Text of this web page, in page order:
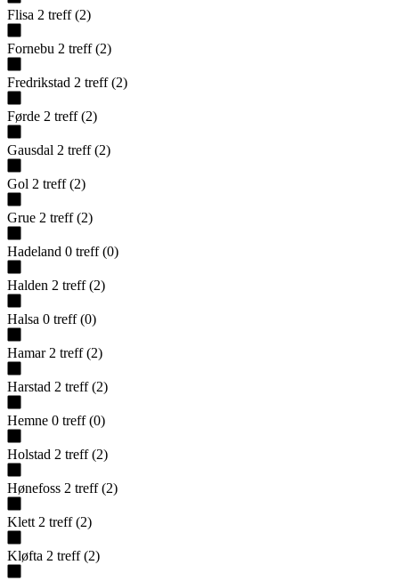
Flisa 2 treff (2)
Fornebu 2 treff (2)
Fredrikstad 2 treff (2)
Førde 2 treff (2)
Gausdal 2 treff (2)
Gol 2 treff (2)
Grue 2 treff (2)
Hadeland 0 treff (0)
Halden 2 treff (2)
Halsa 0 treff (0)
Hamar 2 treff (2)
Harstad 2 treff (2)
Hemne 0 treff (0)
Holstad 2 treff (2)
Hønefoss 2 treff (2)
Klett 2 treff (2)
Kløfta 2 treff (2)